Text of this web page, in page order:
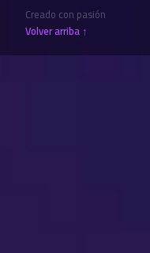
Creado con pasión
Volver arriba ↑